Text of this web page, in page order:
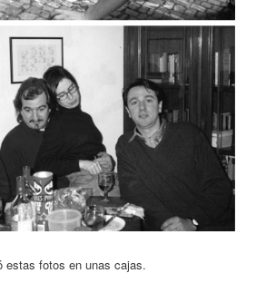
estas fotos en unas cajas.